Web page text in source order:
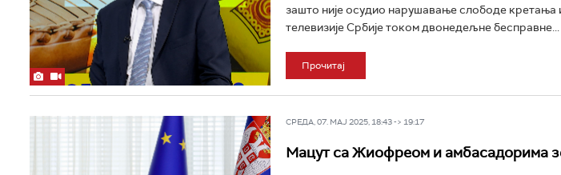
зашто није осудио нарушавање слободе
телевизије Србије током двонедељне бесправне...
Прочитај
СРЕДА, 07. МАЈ 2025, 18:43 -> 19:17
Мацут са Жиофреом и амбасадорима